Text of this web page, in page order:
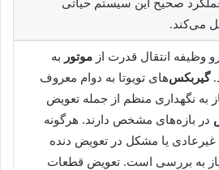
عملکرد صحیح این سیستم حیاتی
می‌کند.
وظیفه انتقال قدرت از موتور به
گیربکس‌های تویوتا به دوام معروف
به نگهداری منظم از جمله تعویض
در بازه‌های مشخص دارند. هرگونه
یا مشکل در تعویض دنده
به بررسی است. تعویض قطعات